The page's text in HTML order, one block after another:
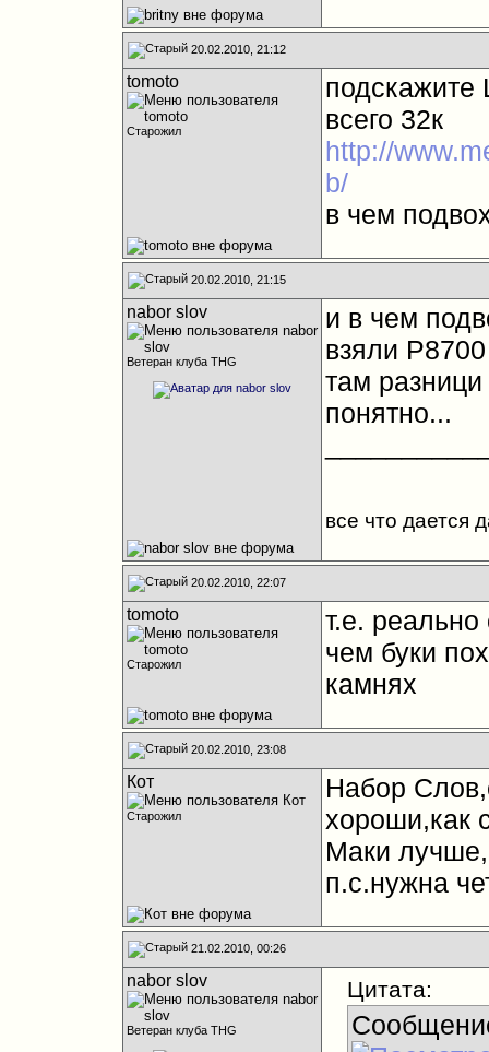
20.02.2010, 21:12
tomoto
Старожил
подскажите
всего 32к
http://
b/
в чем
20.02.2010, 21:15
nabor slov
Ветеран клуба THG
и в чем
взяли
там
понятно...
все что дается
20.02.2010, 22:07
tomoto
Старожил
т.е.
чем буки
камнях
20.02.2010, 23:08
Кот
Старожил
Набор
хороши,как
Маки
п.с.нужна
21.02.2010, 00:26
nabor slov
Ветеран клуба THG
Цитата: